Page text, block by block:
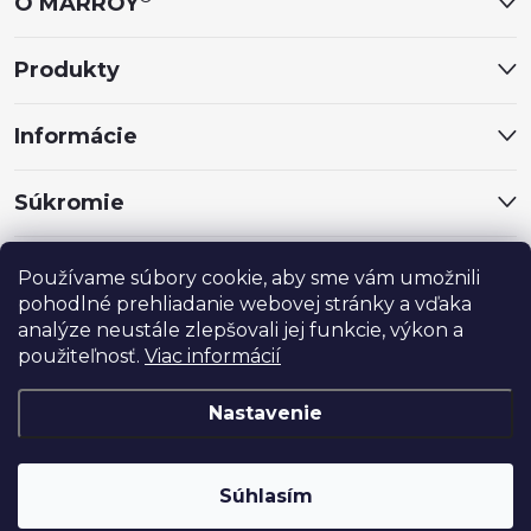
Používame súbory cookie, aby sme vám umožnili
pohodlné prehliadanie webovej stránky a vďaka
analýze neustále zlepšovali jej funkcie, výkon a
použiteľnosť. Viac informácií
Nastavenie
Súhlasím
e
Produkty
Informácie
Súkromie
Sociálne siete
Copyright 2024MARROY®. Všetky práva vyhradené.